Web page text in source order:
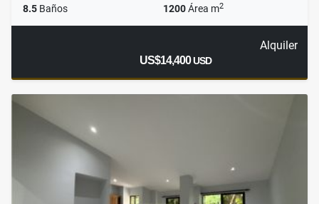
8.5 Baños 1200Área m2
Alquiler
US$14,400USD